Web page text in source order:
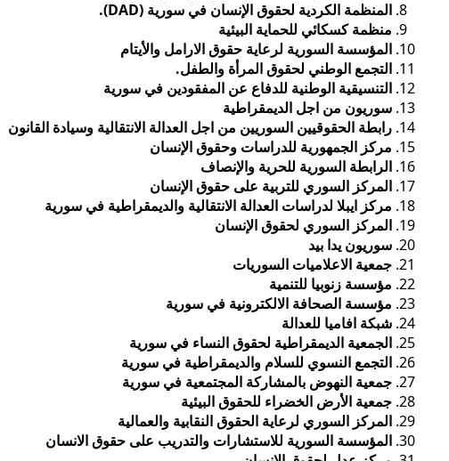
المنظمة الكردية لحقوق الإنسان في سورية (DAD
).
منظمة كسكائي للحماية البيئية
المؤسسة السورية لرعاية حقوق الارامل والأيتام
التجمع الوطني لحقوق المرأة والطفل.
التنسيقية الوطنية للدفاع عن المفقودين في سورية
سوريون من اجل الديمقراطية
رابطة الحقوقيين السوريين من اجل العدالة الانتقالية وسيادة القانون
مركز الجمهورية للدراسات وحقوق الإنسان
الرابطة السورية للحرية والإنصاف
المركز السوري للتربية على حقوق الإنسان
مركز ايبلا لدراسات العدالة الانتقالية والديمقراطية في سورية
المركز السوري لحقوق الإنسان
سوريون يدا بيد
جمعية الاعلاميات السوريات
مؤسسة زنوبيا للتنمية
مؤسسة الصحافة الالكترونية في سورية
شبكة افاميا للعدالة
الجمعية الديمقراطية لحقوق النساء في سورية
التجمع النسوي للسلام والديمقراطية في سورية
جمعية النهوض بالمشاركة المجتمعية في سورية
جمعية الأرض الخضراء للحقوق البيئية
المركز السوري لرعاية الحقوق النقابية والعمالية
المؤسسة السورية للاستشارات والتدريب على حقوق الانسان